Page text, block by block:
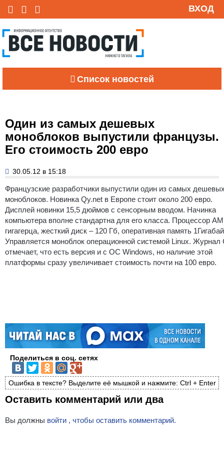
ВХОД
Список новостей
Один из самых дешевых
моноблоков выпустили французы.
Его стоимость 200 евро
30.05.12 в 15:18
Французские разработчики выпустили один из самых
моноблоков. Новинка Qy.net в Европе стоит около 200 евро.
Дисплей новинки 15,5 дюймов с сенсорным вводом. Начинка
компьютера вполне стандартна для его класса. Процессор
гигагерца, жесткий диск – 120 Гб, оперативная память
Управляется моноблок операционной системой Linux. Журнал
отмечает, что есть версия и с ОС Windows, но наличие этой
платформы сразу увеличивает стоимость почти на 100 евро.
Поделиться в соц. сетях
Ошибка в тексте? Выделите её мышкой и нажмите: Ctrl + Enter
Оставить комментарий или два
Вы должны войти , чтобы оставить комментарий.